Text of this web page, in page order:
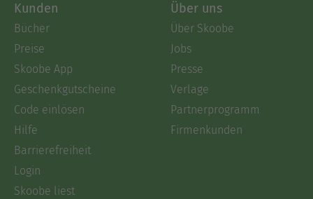
Kunden
Bücher
Preise
Skoobe App
Geschenkgutscheine
Code einlösen
Hilfe
Barrierefreiheit
Login
Skoobe liest
Über uns
Über Skoobe
Jobs
Presse
Verlage
Partnerprogramm
Firmenkunden